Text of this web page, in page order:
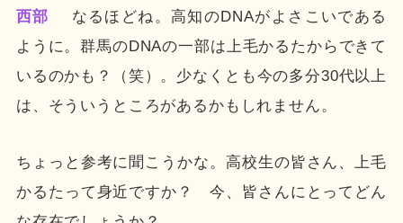
西部 なるほどね。高知のDNAがよさこいである
ように。群馬のDNAの一部は上毛かるたからできて
いるのかも？（笑）。少なくとも今の多分30代以上
は、そういうところがあるかもしれません。
ちょっと参考に聞こうかな。高校生の皆さん、上毛
かるたって身近ですか？ 今、皆さんにとってどん